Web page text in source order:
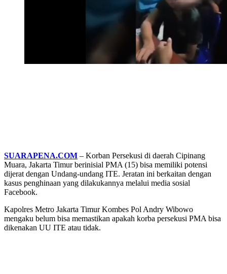
SUARAPENA.COM – Korban Persekusi di daerah Cipinang
Muara, Jakarta Timur berinisial PMA (15) bisa memiliki potensi
dijerat dengan Undang-undang ITE. Jeratan ini berkaitan dengan
kasus penghinaan yang dilakukannya melalui media sosial
Facebook.
Kapolres Metro Jakarta Timur Kombes Pol Andry Wibowo
mengaku belum bisa memastikan apakah korba persekusi PMA bisa
dikenakan UU ITE atau tidak.